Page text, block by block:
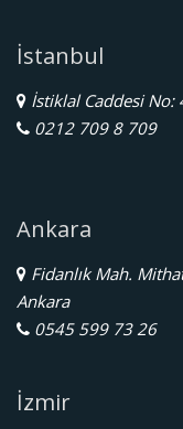
İstanbul
İstiklal Caddesi No:
0212 709 8 709
Ankara
Fidanlık Mah.
Ankara
0545 599 73 26
İzmir